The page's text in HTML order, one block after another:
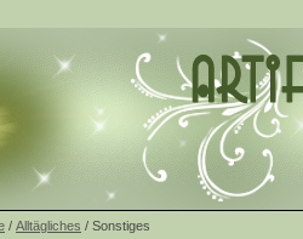
/ Alltägliches / Sonstiges